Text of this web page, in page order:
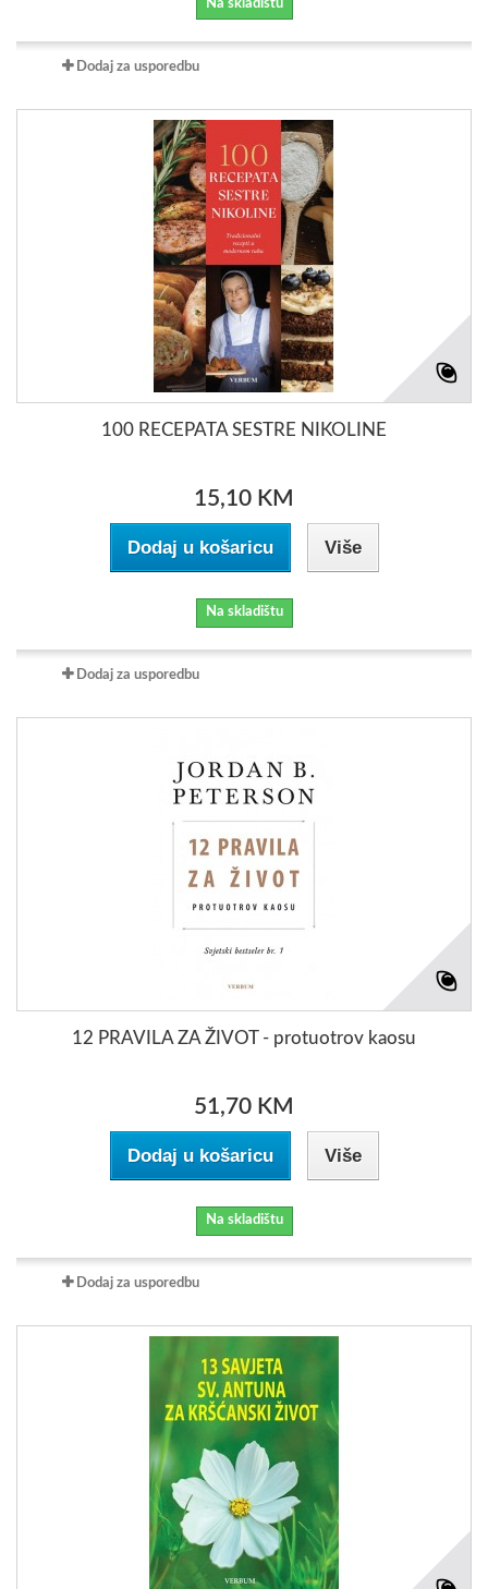
Na skladištu
Dodaj za usporedbu
100 RECEPATA SESTRE NIKOLINE
15,10 KM
Dodaj u košaricu Više
Na skladištu
Dodaj za usporedbu
12 PRAVILA ZA ŽIVOT - protuotrov kaosu
51,70 KM
Dodaj u košaricu Više
Na skladištu
Dodaj za usporedbu